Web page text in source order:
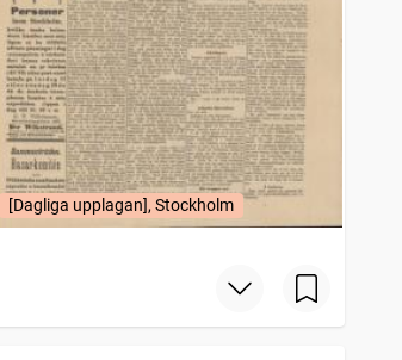
[Dagliga upplagan], Stockholm